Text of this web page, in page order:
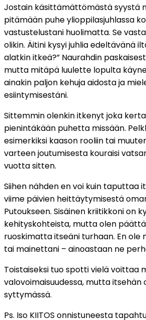
Jostain käsittämättömästä syystä
pitämään puhe ylioppilasjuhlassa
vastustelustani huolimatta. Se
olikin. Äitini kysyi juhlia edeltävänä
alatkin itkeä?” Naurahdin
mutta mitäpä luulette lopulta
ainakin paljon kehuja aidosta ja
esiintymisestäni.
Sittemmin olenkin itkenyt joka
pienintäkään puhetta missään.
esimerkiksi kaason rooliin tai
varteen joutumisesta kouraisi
vuotta sitten.
Siihen nähden en voi kuin taputtaa
viime päivien heittäytymisestä
Putoukseen. Sisäinen kriitikkoni on
kehityskohteista, mutta olen
ruoskimatta itseäni turhaan. En
tai mainettani – ainoastaan ne
Toistaiseksi tuo spotti vielä voittaa
valovoimaisuudessa, mutta itsehän
syttymässä.
Ps. Iso KIITOS onnistuneesta